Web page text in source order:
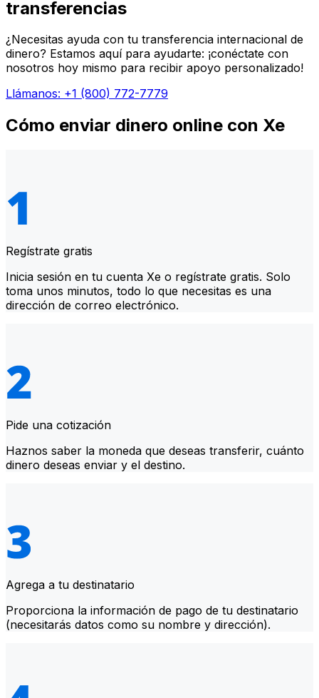
transferencias
¿Necesitas ayuda con tu transferencia internacional de
dinero? Estamos aquí para ayudarte: ¡conéctate con
nosotros hoy mismo para recibir apoyo personalizado!
Llámanos: +1 (800) 772-7779
Cómo enviar dinero online con Xe
Regístrate gratis
Inicia sesión en tu cuenta Xe o regístrate gratis. Solo
toma unos minutos, todo lo que necesitas es una
dirección de correo electrónico.
Pide una cotización
Haznos saber la moneda que deseas transferir, cuánto
dinero deseas enviar y el destino.
Agrega a tu destinatario
Proporciona la información de pago de tu destinatario
(necesitarás datos como su nombre y dirección).